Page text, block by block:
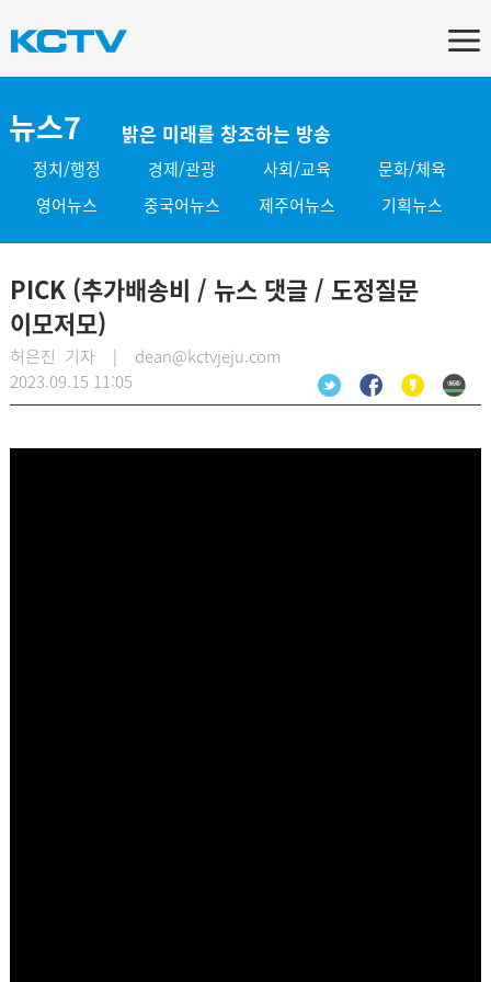
뉴스7 밝은 미래를 창조하는 방송
정치/행정 경제/관광 사회/교육
문화/체육
영어뉴스
중국어뉴스 제주어뉴스 기획뉴스
PICK (추가배송비 / 뉴스 댓글 / 도정질문
이모저모)
허은진 기자 | dean@kctvjeju.com
2023.09.15 11:05